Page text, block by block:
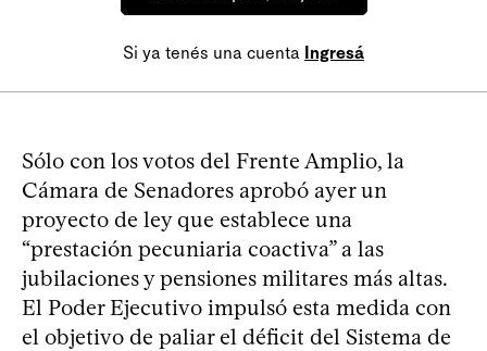
Si ya tenés una cuenta Ingresá
Sólo con los votos del Frente Amplio, la
Cámara de Senadores aprobó ayer un
proyecto de ley que establece una
“prestación pecuniaria coactiva” a las
jubilaciones y pensiones militares más altas.
El Poder Ejecutivo impulsó esta medida con
el objetivo de paliar el déficit del Sistema de